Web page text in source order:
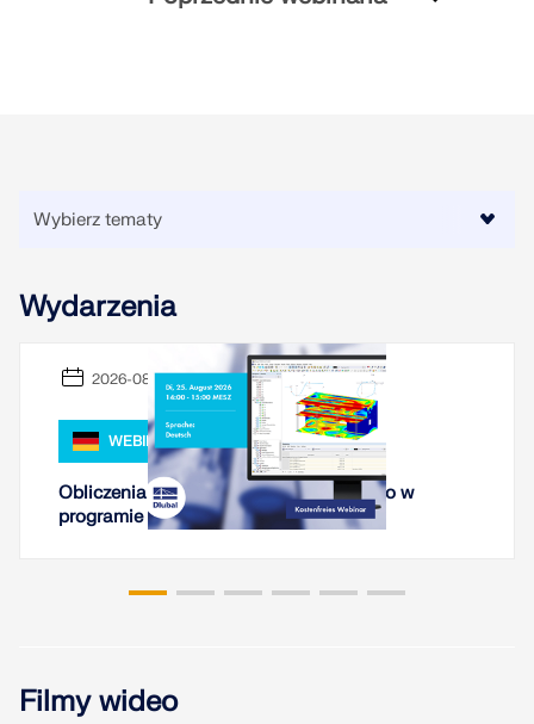
Wydarzenia
2026-08-25
WEBINARIUM
Obliczenia nieliniowe betonu zbrojonego w
programie RFEM 6
Filmy wideo